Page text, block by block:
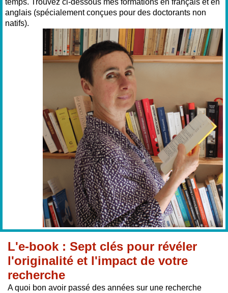
anglais (spécialement conçues pour des doctorants non
natifs).
L'e-book : Sept clés pour révéler
l'originalité et l'impact de votre
recherche
A quoi bon avoir passé des années sur une recherche